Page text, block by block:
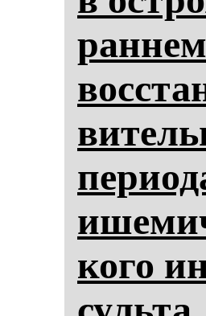
ран­нем
ко­го